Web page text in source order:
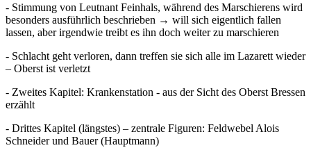
- Stimmung von Leutnant Feinhals, während des Marschierens wird
besonders ausführlich beschrieben → will sich eigentlich fallen
lassen, aber irgendwie treibt es ihn doch weiter zu marschieren
- Schlacht geht verloren, dann treffen sie sich alle im Lazarett wieder
– Oberst ist verletzt
- Zweites Kapitel: Krankenstation - aus der Sicht des Oberst Bressen
erzählt
- Drittes Kapitel (längstes) – zentrale Figuren: Feldwebel Alois
Schneider und Bauer (Hauptmann)